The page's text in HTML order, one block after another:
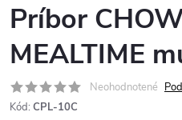
Príbor
MEALTIME
Neohodnotené
Kód: CPL-10C